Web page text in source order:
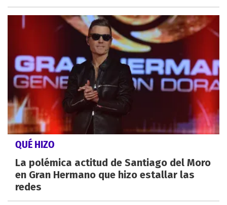
QUÉ HIZO
La polémica actitud de Santiago del Moro
en Gran Hermano que hizo estallar las
redes